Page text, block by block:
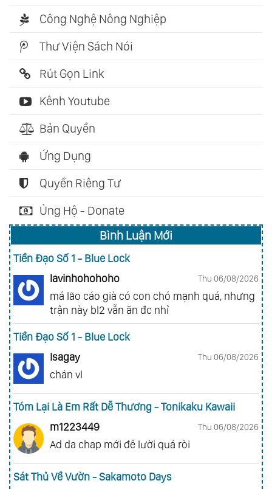
Công Nghệ Nông Nghiệp
Thư Viện Sách Nói
Rút Gọn Link
Kênh Youtube
Bản Quyền
Ứng Dụng
Quyền Riêng Tư
Ủng Hộ - Donate
Bình Luận Mới
Tiền Đạo Số 1 - Blue Lock
lavinhohohoho
Thu 06/08/2026
má lão cáo già có con chó mạnh quá, nhưng
trận này bl2 vẫn ăn đc nhỉ
Tiền Đạo Số 1 - Blue Lock
Isagay
Thu 06/08/2026
chán vl
Tóm Lại Là Em Rất Dễ Thương - Tonikaku Kawaii
m1223449
Thu 06/08/2026
Ad da chap mới đê lười quá ròi
Sát Thủ Về Vườn - Sakamoto Days